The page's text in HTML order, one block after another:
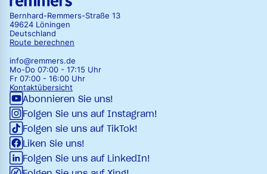
Bernhard-Remmers-Straße 13
49624 Löningen
Deutschland
Route berechnen
info@remmers.de
Mo-Do 07:00 - 17:15 Uhr
Fr 07:00 - 16:00 Uhr
Kontaktübersicht
Abonnieren Sie uns!
Folgen Sie uns auf Instagram!
Folgen sie uns auf TikTok!
Liken Sie uns!
Folgen Sie uns auf LinkedIn!